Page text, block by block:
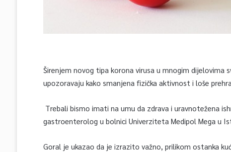
Širenjem novog tipa korona virusa u mnogim
upozoravaju kako smanjena fizička aktivnost i loše
Trebali bismo imati na umu da zdrava i uravnotežena
gastroenterolog u bolnici Univerziteta Medipol Mega u
Goral je ukazao da je izrazito važno, prilikom ostanka